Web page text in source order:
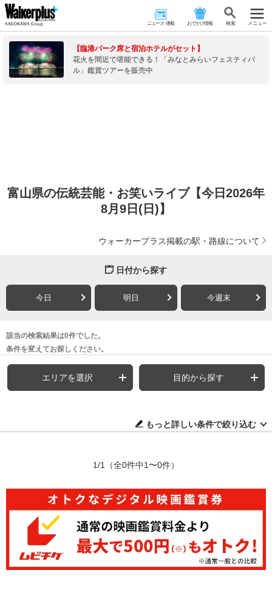
ニュース･連載 おでかけ情報 検 索 メニュー
【臨港パーク席と宿泊ホテルがセット】
花火を間近で堪能できる！「みなとみらいフェスティバ
ル」鑑賞ツアーを販売中
富山県の伝統芸能・お笑いライブ【今日2026年
8月9日(日)】
ウォーカープラス掲載の駅・路線について
日付から探す
今日 明日 今週末
該当の検索結果は0件でした。
条件を変えてお探しください。
エリアを選択 目的から探す
もっと詳しい条件で絞り込む
1/1 （全0件中1〜0件）